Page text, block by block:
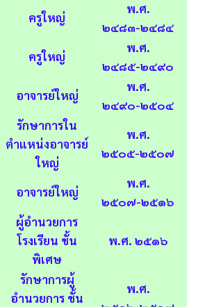
ครูใหญ่
พ.ศ.
๒๔๘๓-๒๔๘๔
ครูใหญ่
พ.ศ.
๒๔๘๕-๒๔๙๐
อาจารย์ใหญ่
พ.ศ.
๒๔๙๐-๒๕๐๔
รักษาการใน
ตำแหน่งอาจารย์
ใหญ่
พ.ศ.
๒๕๐๕-๒๕๐๗
อาจารย์ใหญ่
พ.ศ.
๒๕๐๗-๒๕๑๖
ผู้อำนวยการ
โรงเรียน ชั้น
พิเศษ
พ.ศ. ๒๕๑๖
รักษาการผู้
อำนวยการ ชั้น
พ.ศ.